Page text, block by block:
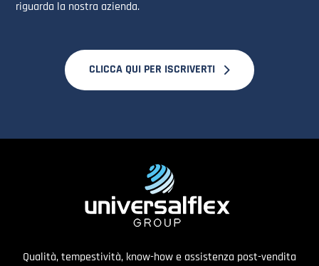
riguarda la nostra azienda.
CLICCA QUI PER ISCRIVERTI
Qualità, tempestività, know-how e assistenza post-vendita